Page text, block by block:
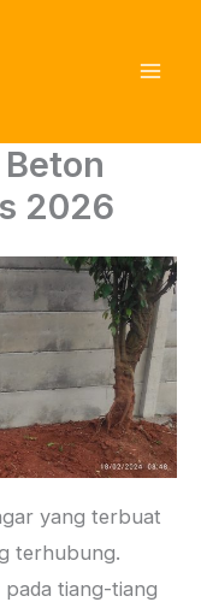
2026
yang terbuat
terhubung.
pada tiang-tiang